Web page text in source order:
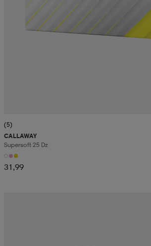
(5)
CALLAWAY
Supersoft 25 Dz
31,99